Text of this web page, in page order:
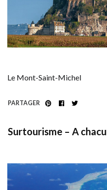
Le Mont-Saint-Michel
PARTAGER
Surtourisme – A